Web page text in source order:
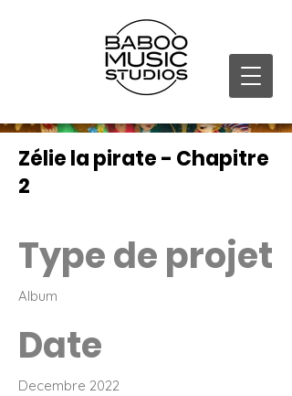
Zélie la pirate - Chapitre
2
Type de projet
Album
Date
Decembre 2022